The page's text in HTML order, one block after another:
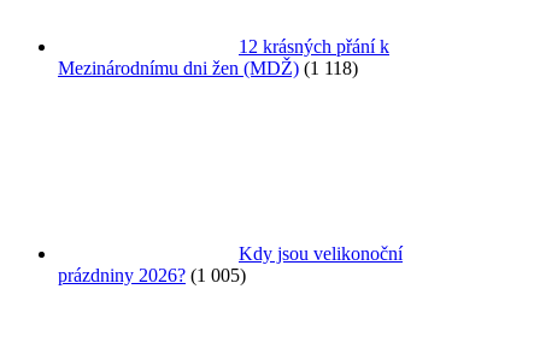
12 krásných přání k
Mezinárodnímu dni žen (MDŽ) (1 118)
Kdy jsou velikonoční
prázdniny 2026? (1 005)